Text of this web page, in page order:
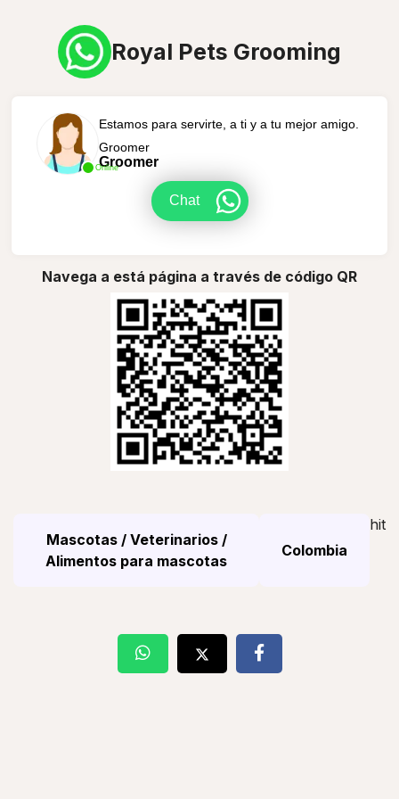
Royal Pets Grooming
Online
Estamos para servirte, a ti y a tu mejor amigo.
Groomer
Groomer
Chat
Navega a está página a través de código QR
Mascotas / Veterinarios /
Alimentos para mascotas
Colombia
hit